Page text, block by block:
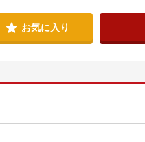
お気に入り